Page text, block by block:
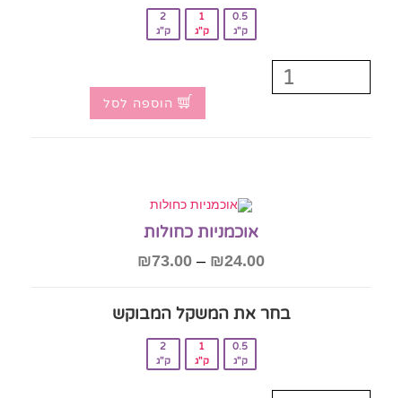
0.5
ק"ג
1
ק"ג
2
ק"ג
הוספה לסל
אוכמניות כחולות
₪24.00
–
₪73.00
בחר את המשקל המבוקש‎
0.5
ק"ג
1
ק"ג
2
ק"ג